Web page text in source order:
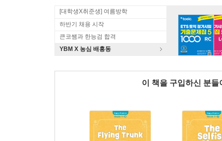
[대학생X취준생] 여름방학
하반기 채용 시작
큰코쌤과 한능검 합격
YBM X 농심 배홍동
이 책을 구입하신 분